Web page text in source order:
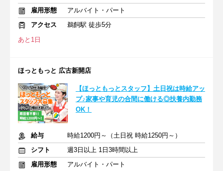
雇用形態
アルバイト・パート
アクセス
鵜飼駅 徒歩5分
あと1日
ほっともっと 広古新開店
【ほっともっとスタッフ】土日祝は時給アッ
プ♪家事や育児の合間に働ける◎扶養内勤務
OK！
給与
時給1200円～（土日祝 時給1250円～）
シフト
週3日以上 1日3時間以上
雇用形態
アルバイト・パート